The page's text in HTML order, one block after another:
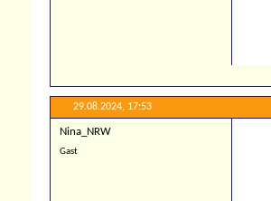
29.08.2024, 17:53
Nina_NRW
Gast